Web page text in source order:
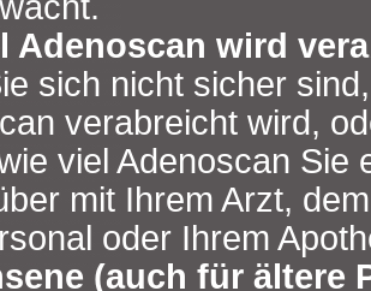
Adenoscan wird
sich nicht sicher
verabreicht wird,
viel Adenoscan Sie
mit Ihrem Arzt,
oder Ihrem
(auch für ältere